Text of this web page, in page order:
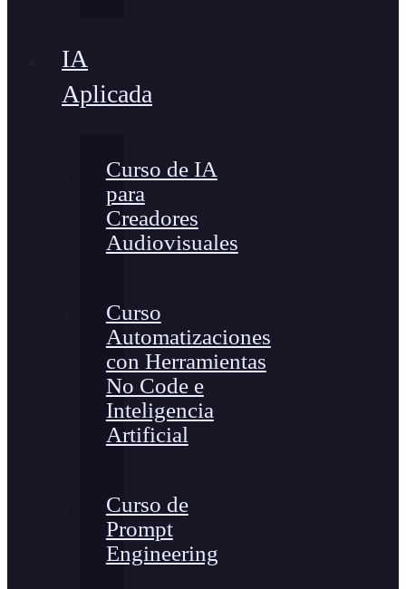
IA
Aplicada
Curso de IA
para
Creadores
Audiovisuales
Curso
Automatizaciones
con Herramientas
No Code e
Inteligencia
Artificial
Curso de
Prompt
Engineering